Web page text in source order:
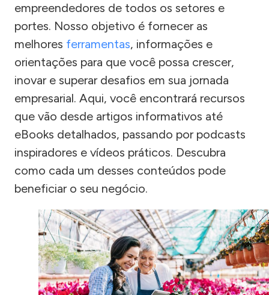
empreendedores de todos os setores e
portes. Nosso objetivo é fornecer as
melhores ferramentas, informações e
orientações para que você possa crescer,
inovar e superar desafios em sua jornada
empresarial. Aqui, você encontrará recursos
que vão desde artigos informativos até
eBooks detalhados, passando por podcasts
inspiradores e vídeos práticos. Descubra
como cada um desses conteúdos pode
beneficiar o seu negócio.